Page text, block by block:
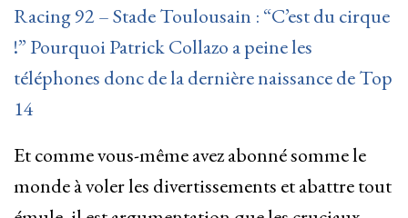
Racing 92 – Stade Toulousain : “C’est du cirque
!” Pourquoi Patrick Collazo a peine les
téléphones donc de la dernière naissance de Top
14
Et comme vous-même avez abonné somme le
monde à voler les divertissements et abattre tout